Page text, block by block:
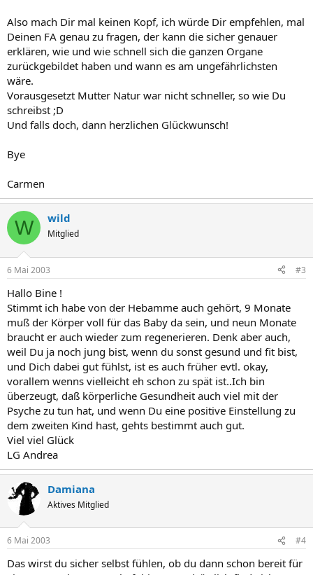
Also mach Dir mal keinen Kopf, ich würde Dir empfehlen, mal
Deinen FA genau zu fragen, der kann die sicher genauer
erklären, wie und wie schnell sich die ganzen Organe
zurückgebildet haben und wann es am ungefährlichsten
wäre.
Vorausgesetzt Mutter Natur war nicht schneller, so wie Du
schreibst ;D
Und falls doch, dann herzlichen Glückwunsch!
Bye
Carmen
W wild
Mitglied
6 Mai 2003 #3
Hallo Bine !
Stimmt ich habe von der Hebamme auch gehört, 9 Monate
muß der Körper voll für das Baby da sein, und neun Monate
braucht er auch wieder zum regenerieren. Denk aber auch,
weil Du ja noch jung bist, wenn du sonst gesund und fit bist,
und Dich dabei gut fühlst, ist es auch früher evtl. okay,
vorallem wenns vielleicht eh schon zu spät ist..Ich bin
überzeugt, daß körperliche Gesundheit auch viel mit der
Psyche zu tun hat, und wenn Du eine positive Einstellung zu
dem zweiten Kind hast, gehts bestimmt auch gut.
Viel viel Glück
LG Andrea
Damiana
Aktives Mitglied
6 Mai 2003 #4
Das wirst du sicher selbst fühlen, ob du dann schon bereit für